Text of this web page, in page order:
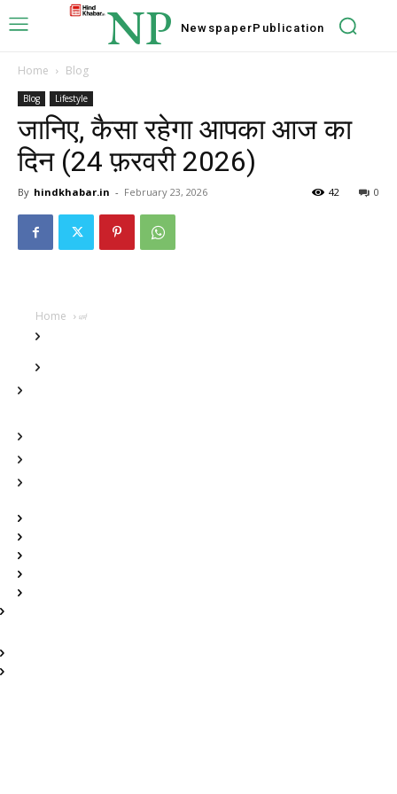
NP NewspaperPublication
Home Blog
Blog Lifestyle
जानिए, कैसा रहेगा आपका आज का
दिन (24 फ़रवरी 2026)
By hindkhabar.in - February 23, 2026 0
42
Home धर्म